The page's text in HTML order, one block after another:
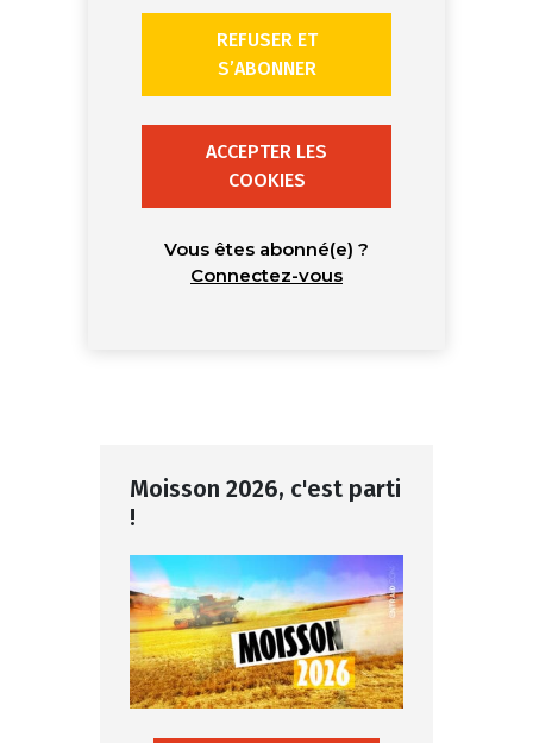
REFUSER ET
S’ABONNER
ACCEPTER LES
COOKIES
Vous êtes abonné(e) ?
Connectez-vous
Moisson 2026, c'est parti
!